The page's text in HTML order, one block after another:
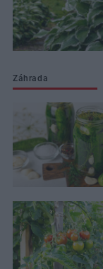
Záhrada